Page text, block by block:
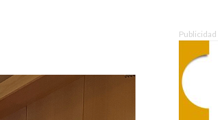
Publicidad